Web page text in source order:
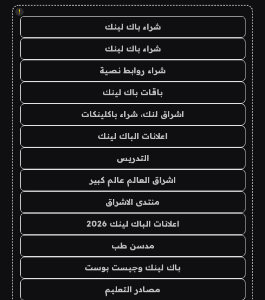
!
شراء باك لينك
شراء باك لينك
شراء روابط نصية
باقات باك لينك
اشراق لنك، شراء باكلينكات
اعلانات الباك لينك
التدريس
اشراق العالم عالم كبير
منتدى الاشراق
اعلانات الباك لينك 2026
مدسن طب
باك لينك وجيست بوست
مصادر التعليم